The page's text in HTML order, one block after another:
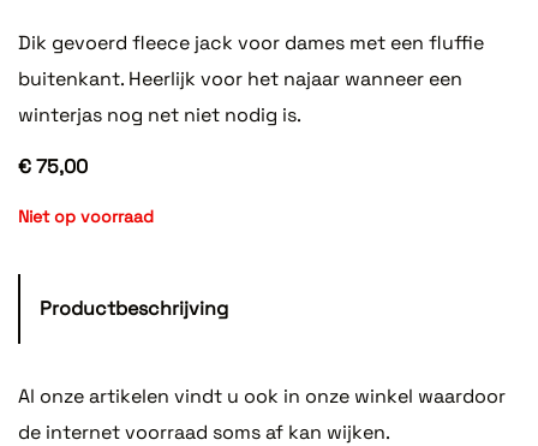
Dik gevoerd fleece jack voor dames met een fluffie
buitenkant. Heerlijk voor het najaar wanneer een
winterjas nog net niet nodig is.
€ 75,00
Niet op voorraad
Productbeschrijving
Al onze artikelen vindt u ook in onze winkel waardoor
de internet voorraad soms af kan wijken.